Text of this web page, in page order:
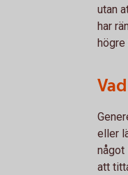
utan
har
högre
eller
något
att